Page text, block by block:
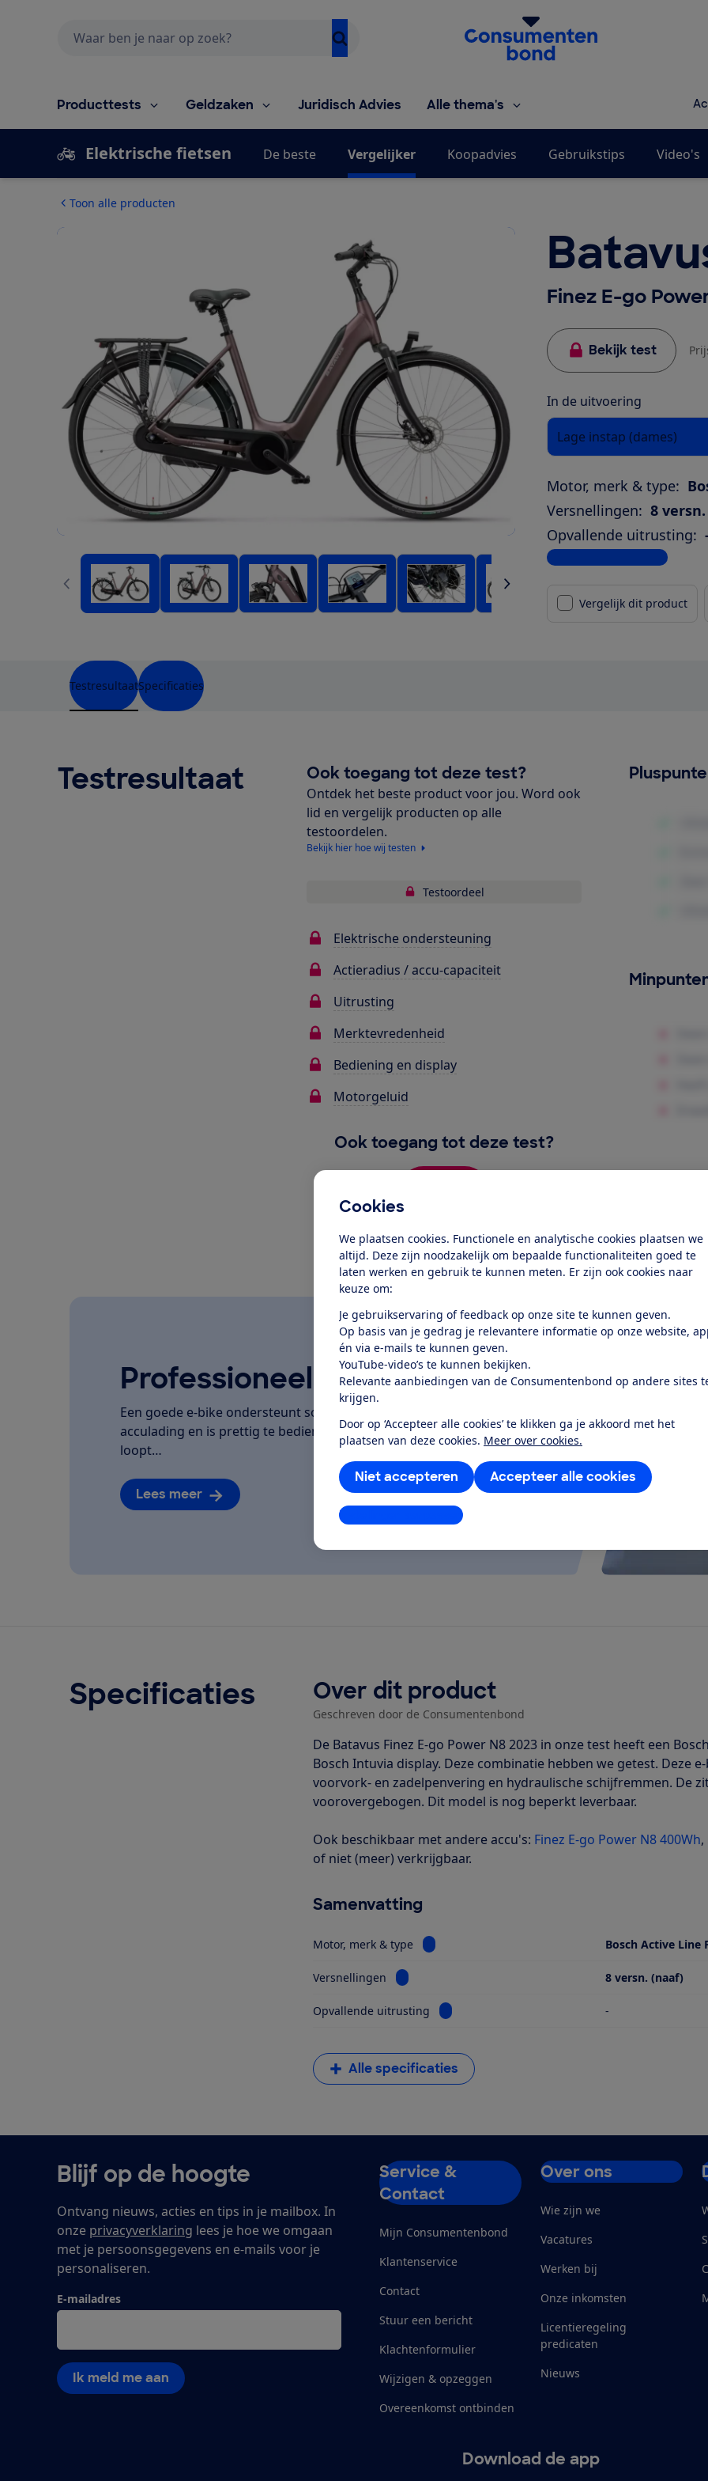
Cookies
We plaatsen cookies. Functionele en analytische cookies plaatsen we
altijd. Deze zijn noodzakelijk om bepaalde functionaliteiten goed te
laten werken en gebruik te kunnen meten. Er zijn ook cookies naar
keuze om:
Je gebruikservaring of feedback op onze site te kunnen geven.
Op basis van je gedrag je relevantere informatie op onze website,
én via e-mails te kunnen geven.
YouTube-video’s te kunnen bekijken.
Relevante aanbiedingen van de Consumentenbond op andere sites
krijgen.
Door op ‘Accepteer alle cookies’ te klikken ga je akkoord met het
plaatsen van deze cookies. Meer over cookies.
Accepteer alle cookies
Niet accepteren
Instellingen aanpassen
Homepage van de Consumentenbond
Producttests Geldzaken Juridisch Advies Alle thema's
Elektrische fietsen De beste Vergelijker Koopadvies Gebruikstips Video's
Toon alle producten
Finez E-go
Bekijk test
In de uitvoering
Lage instap (dames)
Motor, merk & type:
Versnellingen: 8
Opvallende uitrusting:
Bekijk alle specificaties
Vergelijk dit product
TestresultaatSpecificaties
Testresultaat Ook toegang tot deze test?
Ontdek het beste product voor jou. Word ook
lid en vergelijk producten op alle
testoordelen.
Bekijk hier hoe wij testen
Testoordeel
Elektrische ondersteuning
Actieradius / accu-capaciteit
Uitrusting
Merktevredenheid
Bediening en display
Motorgeluid
Ook toegang tot deze test?
Al lid? Log in
Professioneel getest
Een goede e-bike ondersteunt soepel, laat je ver fietsen op een
acculading en is prettig te bedienen. We kijken of de e-bike op rolletjes
loopt…
Lees meer
Specificaties Over dit product
Geschreven door de Consumentenbond
De Batavus Finez E-go Power N8 2023 in onze test heeft een
Bosch Intuvia display. Deze combinatie hebben we getest. Deze
voorvork- en zadelpenvering en hydraulische schijfremmen. De
voorovergebogen. Dit model is nog beperkt leverbaar.
Ook beschikbaar met andere accu's: Finez E-go Power N8 400Wh,
of niet (meer) verkrijgbaar.
Samenvatting
Motor, merk & type Bekijk informatie voor Motor, merk & typeBosch Active Line
Versnellingen Bekijk informatie voor Versnellingen 8 versn. (naaf)
Opvallende uitrusting Bekijk informatie voor Opvallende uitrusting
-
Alle specificaties
Blijf op de hoogte
Ontvang nieuws, acties en tips in je mailbox. In
onze privacyverklaring lees je hoe we omgaan
met je persoonsgegevens en e-mails voor je
personaliseren.
E-mailadres
Ik meld me aan
Service &
Contact
Mijn Consumentenbond
Klantenservice
Contact
Stuur een bericht
Klachtenformulier
Wijzigen & opzeggen
Overeenkomst ontbinden
Over ons
Wie zijn we
Vacatures
Werken bij
Onze inkomsten
Licentieregeling
predicaten
Nieuws
Download de app